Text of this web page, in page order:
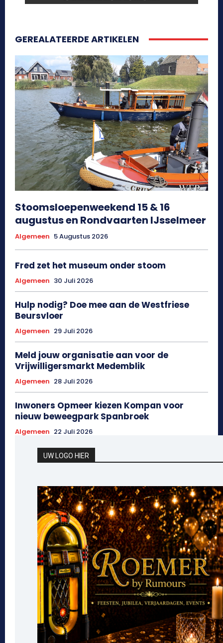
GEREALATEERDE ARTIKELEN
Stoomsloepenweekend 15 & 16
augustus en Rondvaarten IJsselmeer
Algemeen 5 Augustus 2026
Fred zet het museum onder stoom
Algemeen 30 Juli 2026
Hulp nodig? Doe mee aan de Westfriese
Beursvloer
Algemeen 29 Juli 2026
Meld jouw organisatie aan voor de
Vrijwilligersmarkt Medemblik
Algemeen 28 Juli 2026
Inwoners Opmeer kiezen Kompan voor
nieuw beweegpark Spanbroek
Algemeen 22 Juli 2026
UW LOGO HIER